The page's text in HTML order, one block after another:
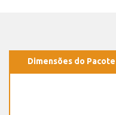
Dimensões do Pacote